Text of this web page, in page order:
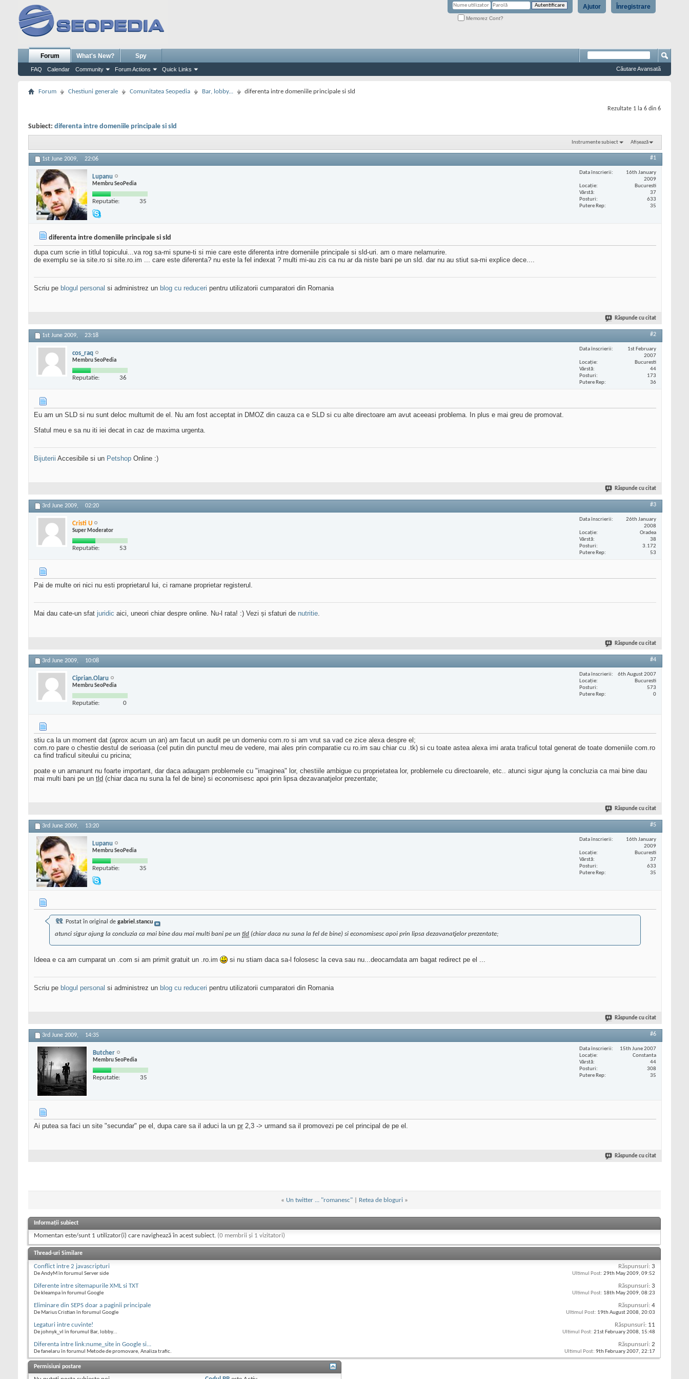
Înregistrare
Ajutor
Memorez Cont?
Forum
FAQ Calendar Community Forum Actions Quick Links
What's New? Spy
Căutare Avansată
Forum Chestiuni generale Comunitatea Seopedia Bar, lobby... diferenta intre domeniile principale si sld
Rezultate 1 la 6 din 6
Subiect: diferenta intre domeniile principale si sld
Instrumente subiect Afișează
1st June 2009, 22:06 #1
Lupanu
Membru SeoPedia
Reputatie: 35
Data înscrierii
16th January
2009
Locaţie
Bucuresti
Vârstă
37
Posturi
633
Putere Rep
35
diferenta intre domeniile principale si sld
dupa cum scrie in titlul topicului...va rog sa-mi spune-ti si mie care este diferenta intre domeniile principale si sld-uri. am o mare nelamurire.
de exemplu se ia site.ro si site.ro.im ... care este diferenta? nu este la fel indexat ? multi mi-au zis ca nu ar da niste bani pe un sld. dar nu au stiut sa-mi explice dece....
Scriu pe blogul personal si administrez un blog cu reduceri pentru utilizatorii cumparatori din Romania
Răspunde cu citat
1st June 2009, 23:18 #2
cos_raq
Membru SeoPedia
Reputatie: 36
Data înscrierii
1st February
2007
Locaţie
Bucuresti
Vârstă
44
Posturi
173
Putere Rep
36
Eu am un SLD si nu sunt deloc multumit de el. Nu am fost acceptat in DMOZ din cauza ca e SLD si cu alte directoare am avut aceeasi problema. In plus e mai greu de promovat.
Sfatul meu e sa nu iti iei decat in caz de maxima urgenta.
Bijuterii Accesibile si un Petshop Online :)
Răspunde cu citat
3rd June 2009, 02:20 #3
Cristi U
Super Moderator
Reputatie: 53
Data înscrierii
26th January
2008
Locaţie
Oradea
Vârstă
38
Posturi
3.172
Putere Rep
53
Pai de multe ori nici nu esti proprietarul lui, ci ramane proprietar registerul.
Mai dau cate-un sfat juridic aici, uneori chiar despre online. Nu-l rata! :) Vezi și sfaturi de nutritie.
Răspunde cu citat
3rd June 2009, 10:08 #4
Ciprian.Olaru
Membru SeoPedia
Reputatie: 0
Data înscrierii
6th August 2007
Locaţie
Bucuresti
Posturi
573
Putere Rep
0
stiu ca la un moment dat (aprox acum un an) am facut un audit pe un domeniu com.ro si am vrut sa vad ce zice alexa despre el;
com.ro pare o chestie destul de serioasa (cel putin din punctul meu de vedere, mai ales prin comparatie cu ro.im sau chiar cu .tk) si cu toate astea alexa imi arata traficul total generat de toate domeniile com.ro
ca find traficul siteului cu pricina;
poate e un amanunt nu foarte important, dar daca adaugam problemele cu "imaginea" lor, chestiile ambigue cu proprietatea lor, problemele cu directoarele, etc.. atunci sigur ajung la concluzia ca mai bine dau
mai multi bani pe un tld (chiar daca nu suna la fel de bine) si economisesc apoi prin lipsa dezavanatjelor prezentate;
Răspunde cu citat
3rd June 2009, 13:20 #5
Lupanu
Membru SeoPedia
Reputatie: 35
Data înscrierii
16th January
2009
Locaţie
Bucuresti
Vârstă
37
Posturi
633
Putere Rep
35
Postat în original de gabriel.stancu
atunci sigur ajung la concluzia ca mai bine dau mai multi bani pe un tld (chiar daca nu suna la fel de bine) si economisesc apoi prin lipsa dezavanatjelor prezentate;
Ideea e ca am cumparat un .com si am primit gratuit un .ro.im si nu stiam daca sa-l folosesc la ceva sau nu...deocamdata am bagat redirect pe el ...
Scriu pe blogul personal si administrez un blog cu reduceri pentru utilizatorii cumparatori din Romania
Răspunde cu citat
3rd June 2009, 14:35 #6
Butcher
Membru SeoPedia
Reputatie: 35
Data înscrierii
15th June 2007
Locaţie
Constanta
Vârstă
44
Posturi
308
Putere Rep
35
Ai putea sa faci un site "secundar" pe el, dupa care sa il aduci la un pr 2,3 -> urmand sa il promovezi pe cel principal de pe el.
Răspunde cu citat
« Un twitter ... "romanesc" Retea de bloguri »
Informații subiect
Momentan este/sunt 1 utilizator(i) care navighează în acest subiect. (0 membrii și 1 vizitatori)
Thread-uri Similare
Conflict intre 2 javascripturi
De AndyM în forumul Server side
Răspunsuri: 3
Ultimul Post: 29th May 2009, 09:52
Diferente intre sitemapurile XML si TXT
De kleampa în forumul Google
Răspunsuri: 3
Ultimul Post: 18th May 2009, 08:23
Eliminare din SEPS doar a paginii principale
De Marius Cristian în forumul Google
Răspunsuri: 4
Ultimul Post: 19th August 2008, 20:03
Legaturi intre cuvinte!
De johnyk_vl în forumul Bar, lobby...
Răspunsuri: 11
Ultimul Post: 21st February 2008, 15:48
Diferenta intre link:nume_site in Google si...
De fanelaru în forumul Metode de promovare, Analiza trafic.
Răspunsuri: 2
Ultimul Post: 9th February 2007, 22:17
Permisiuni postare